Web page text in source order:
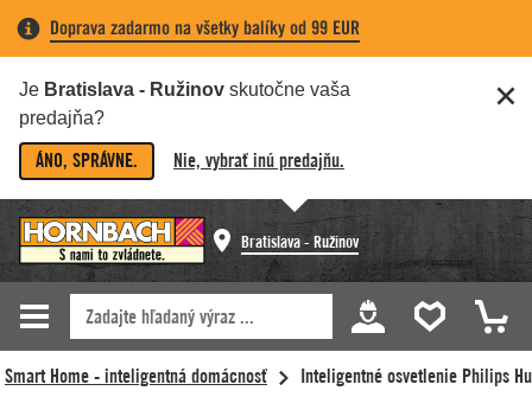
Doprava zadarmo na všetky balíky od 99 EUR
Je Bratislava - Ružinov skutočne vaša
predajňa?
ÁNO, SPRÁVNE. Nie, vybrať inú predajňu.
Bratislava - Ružinov